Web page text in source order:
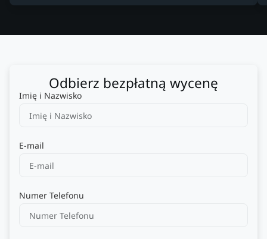
Odbierz bezpłatną wycenę
Imię i Nazwisko
E-mail
Numer Telefonu